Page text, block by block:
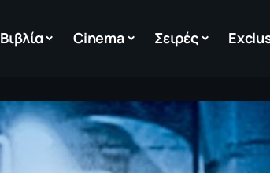
Βιβλία Cinema Σειρές